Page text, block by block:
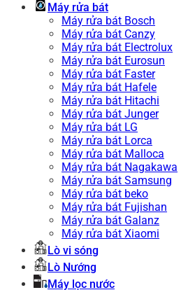
Máy rửa bát
Máy rửa bát Bosch
Máy rửa bát Canzy
Máy rửa bát Electrolux
Máy rửa bát Eurosun
Máy rửa bát Faster
Máy rửa bát Hafele
Máy rửa bát Hitachi
Máy rửa bát Junger
Máy rửa bát LG
Máy rửa bát Lorca
Máy rửa bát Malloca
Máy rửa bát Nagakawa
Máy rửa bát Samsung
Máy rửa bát beko
Máy rửa bát Fujishan
Máy rửa bát Galanz
Máy rửa bát Xiaomi
Lò vi sóng
Lò Nướng
Máy lọc nước